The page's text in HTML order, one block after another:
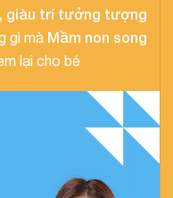
giàu trí tưởng tượng
gì mà Mầm non song
lại cho bé